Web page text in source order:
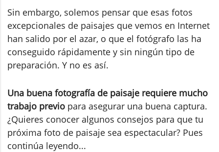
Sin embargo, solemos pensar que esas fotos
excepcionales de paisajes que vemos en Internet
han salido por el azar, o que el fotógrafo las ha
conseguido rápidamente y sin ningún tipo de
preparación. Y no es así.
Una buena fotografía de paisaje requiere mucho
trabajo previo para asegurar una buena captura.
¿Quieres conocer algunos consejos para que tu
próxima foto de paisaje sea espectacular? Pues
continúa leyendo...